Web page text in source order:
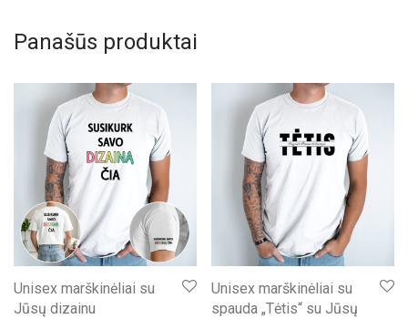
Panašūs produktai
Unisex marškinėliai su
Jūsų dizainu
Unisex marškinėliai su
spauda „Tėtis“ su Jūsų